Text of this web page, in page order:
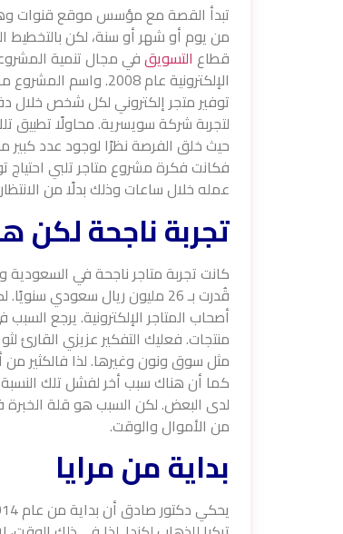
تبدأ القصة مع مؤسس موقع قنوات وهو
من يوم أو شهر أو سنة، لكن
قطاع التسويقفي مجال تنمية
توفير متجر إلكتروني لكل شخص خلال
لتجربة شركة سويسرية. محاولًا تطبيق
حيث خلق الفرصة نظرًا لوجود عدد
فكانت فكرة مشروع متاجر تلبي
عمله خلال ساعات وذلك بدلًا من
تجربة ناجحة لكن
أصحاب المتاجر الإلكترونية. يرجع
منتجات. فعليك التفكير عزيزي القارئ
مثل سوق ونون وغيرها. لذا فالكثير
كما أن هناك سبب أخر لفشل تلك
لدى البعض. لكن السبب هو قلة الخبرة
من الأموال والوقت.
بداية من مرايا